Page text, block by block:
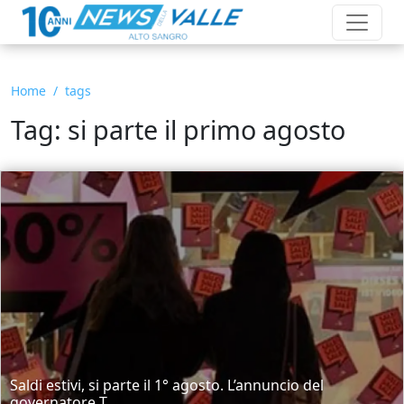
Home tags
Tag: si parte il primo agosto
Saldi estivi, si parte il 1° agosto. L’annuncio del